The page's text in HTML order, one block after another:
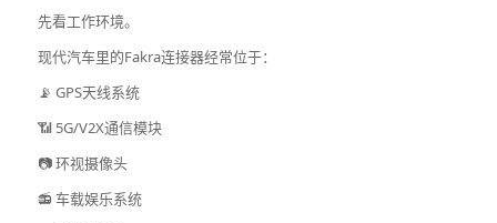
先看工作环境。
现代汽车里的Fakra连接器经常位于：
📡 GPS天线系统
📶 5G/V2X通信模块
📷 环视摄像头
📻 车载娱乐系统